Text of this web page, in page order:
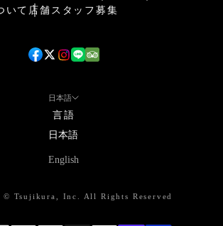
いて 店舗スタッフ募集
日本語
言語
日本語
English
© Tsujikura, Inc. All Rights Reserved